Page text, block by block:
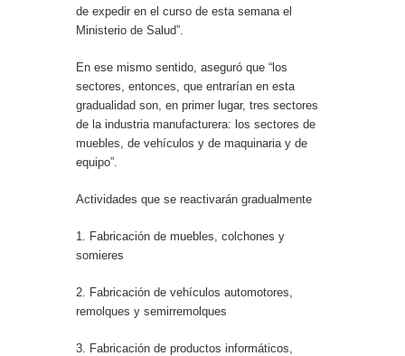
de expedir en el curso de esta semana el
Ministerio de Salud”.
En ese mismo sentido, aseguró que “los
sectores, entonces, que entrarían en esta
gradualidad son, en primer lugar, tres sectores
de la industria manufacturera: los sectores de
muebles, de vehículos y de maquinaria y de
equipo”.
Actividades que se reactivarán gradualmente
1. Fabricación de muebles, colchones y
somieres
2. Fabricación de vehículos automotores,
remolques y semirremolques
3. Fabricación de productos informáticos,